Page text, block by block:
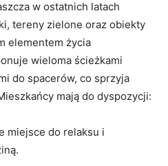
w ostatnich latach
tereny zielone oraz obiekty
elementem życia
wieloma ścieżkami
do spacerów, co sprzyja
mają do dyspozycji:
miejsce do relaksu i